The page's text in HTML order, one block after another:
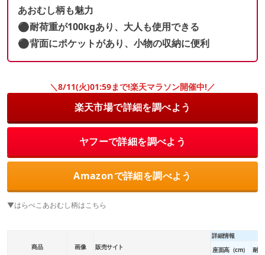
あおむし柄も魅力
⚫︎耐荷重が100kgあり、大人も使用できる
⚫︎背面にポケットがあり、小物の収納に便利
＼8/11(火)01:59まで!楽天マラソン開催中!／
楽天市場で詳細を調べよう
ヤフーで詳細を調べよう
Amazonで詳細を調べよう
▼はらぺこあおむし柄はこちら
商品 画像 販売サイト
詳細情報
座面高（cm）
耐